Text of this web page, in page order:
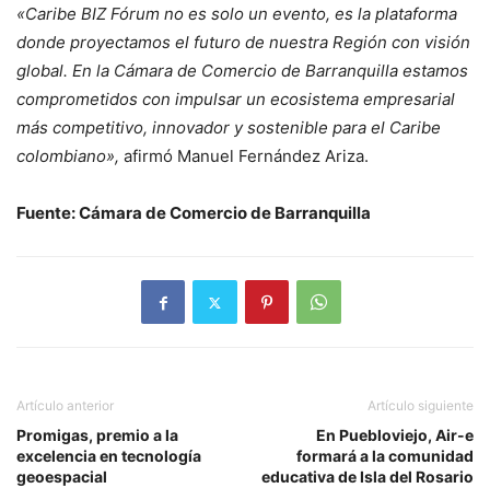
«Caribe BIZ Fórum no es solo un evento, es la plataforma
donde proyectamos el futuro de nuestra Región con visión
global. En la Cámara de Comercio de Barranquilla estamos
comprometidos con impulsar un ecosistema empresarial
más competitivo, innovador y sostenible para el Caribe
colombiano», afirmó Manuel Fernández Ariza.
Fuente: Cámara de Comercio de Barranquilla
Artículo anterior
Promigas, premio a la
excelencia en tecnología
geoespacial
Artículo siguiente
En Puebloviejo, Air-e
formará a la comunidad
educativa de Isla del Rosario